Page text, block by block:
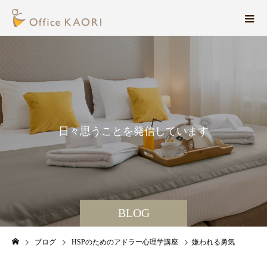
BLOG
日々思うことを発信しています。
ブログ HSPのためのアドラー心理学講座 嫌われる勇気